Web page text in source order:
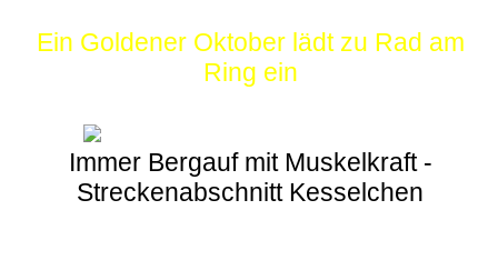
Ein Goldener Oktober lädt zu Rad am
Ring ein
Immer Bergauf mit Muskelkraft -
Streckenabschnitt Kesselchen